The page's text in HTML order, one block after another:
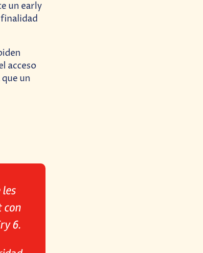
un early
acceso
un
les
con
6.